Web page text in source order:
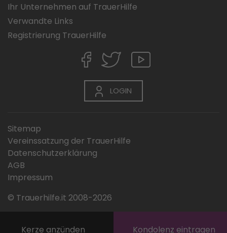
Kerze anzünden Kondolenz eintragen
Ihr Unternehmen auf TrauerHilfe
Verwandte Links
Registrierung TrauerHilfe
LOGIN
Sitemap
Vereinssatzung der TrauerHilfe
Datenschutzerklärung
AGB
Impressum
© Trauerhilfe.it 2008-2026